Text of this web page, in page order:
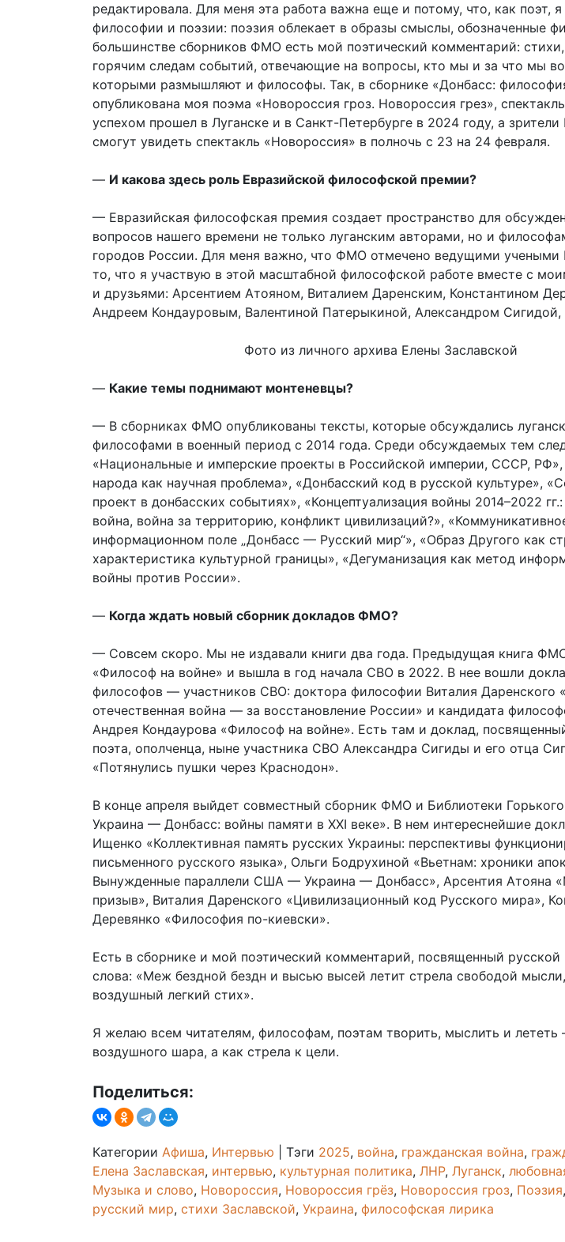
редактировала. Для меня эта работа важна еще и потому, что, как поэт,
философии и поэзии: поэзия облекает в образы смыслы, обозначенные
большинстве сборников ФМО есть мой поэтический комментарий:
горячим следам событий, отвечающие на вопросы, кто мы и за что мы
которыми размышляют и философы. Так, в сборнике «Донбасс:
опубликована моя поэма «Новороссия гроз. Новороссия грез»,
успехом прошел в Луганске и в Санкт-Петербурге в 2024 году, а зрители
смогут увидеть спектакль «Новороссия» в полночь с 23 на 24 февраля.
— И какова здесь роль Евразийской философской премии?
— Евразийская философская премия создает пространство для
вопросов нашего времени не только луганским авторами, но и
городов России. Для меня важно, что ФМО отмечено ведущими учеными
то, что я участвую в этой масштабной философской работе вместе с
и друзьями: Арсентием Атояном, Виталием Даренским, Константином
Андреем Кондауровым, Валентиной Патерыкиной, Александром
Фото из личного архива Елены Заславской
— Какие темы поднимают монтеневцы?
— В сборниках ФМО опубликованы тексты, которые обсуждались
философами в военный период с 2014 года. Среди обсуждаемых тем
«Национальные и имперские проекты в Российской империи, СССР, РФ»,
народа как научная проблема», «Донбасский код в русской культуре»,
проект в донбасских событиях», «Концептуализация войны 2014–2022
война, война за территорию, конфликт цивилизаций?»,
информационном поле „Донбасс — Русский мир“», «Образ Другого как
характеристика культурной границы», «Дегуманизация как метод
войны против России».
— Когда ждать новый сборник докладов ФМО?
— Совсем скоро. Мы не издавали книги два года. Предыдущая книга
«Философ на войне» и вышла в год начала СВО в 2022. В нее вошли
философов — участников СВО: доктора философии Виталия Даренского
отечественная война — за восстановление России» и кандидата
Андрея Кондаурова «Философ на войне». Есть там и доклад,
поэта, ополченца, ныне участника СВО Александра Сигиды и его отца
«Потянулись пушки через Краснодон».
В конце апреля выйдет совместный сборник ФМО и Библиотеки
Украина — Донбасс: войны памяти в XXI веке». В нем интереснейшие
Ищенко «Коллективная память русских Украины: перспективы
письменного русского языка», Ольги Бодрухиной «Вьетнам: хроники
Вынужденные параллели США — Украина — Донбасс», Арсентия Атояна
призыв», Виталия Даренского «Цивилизационный код Русского мира»,
Деревянко «Философия по-киевски».
Есть в сборнике и мой поэтический комментарий, посвященный русской
слова: «Меж бездной бездн и высью высей летит стрела свободой
воздушный легкий стих».
Я желаю всем читателям, философам, поэтам творить, мыслить и лететь
воздушного шара, а как стрела к цели.
Поделиться:
Категории Афиша, Интервью Тэги 2025, война, гражданская война,
Елена Заславская, интервью, культурная политика, ЛНР, Луганск,
Музыка и слово, Новороссия, Новороссия грёз, Новороссия гроз, Поэзия,
русский мир, стихи Заславской, Украина, философская лирика